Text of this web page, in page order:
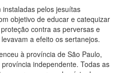
pelos jesuítas
objetivo de educar e catequizar
contra as perversas e
a efeito os sertanejos.
à província de São Paulo,
independente. Todas as